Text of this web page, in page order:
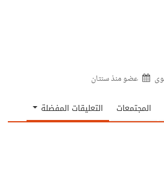
عضو منذسنتان
المجتمعات التعليقات المفضلة